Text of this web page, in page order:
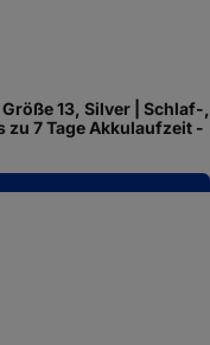
13, Silver | Schlaf-,
7 Tage Akkulaufzeit -